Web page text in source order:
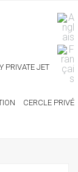
PRIVATE JET
CERCLE PRIVÉ